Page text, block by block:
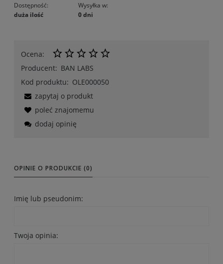
Dostępność:
duża ilość
Wysyłka w:
0 dni
Ocena:
Producent: BAN LABS
Kod produktu: OLE000050
zapytaj o produkt
poleć znajomemu
dodaj opinię
OPINIE O PRODUKCIE (0)
Imię lub pseudonim:
Twoja opinia: